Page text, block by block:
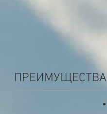
ПРЕИМУЩЕСТВА